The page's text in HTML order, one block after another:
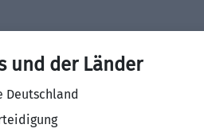
und der Länder
Deutschland